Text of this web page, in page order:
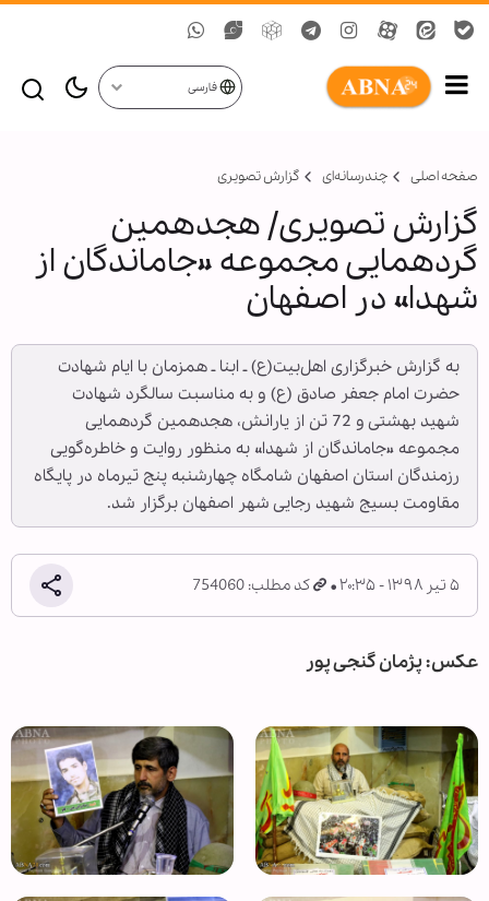
فارسی
صفحه اصلی چندرسانه‌ای گزارش تصويری
گزارش تصویری/ هجدهمین
گردهمایی مجموعه «جاماندگان از
شهدا» در اصفهان
به گزارش خبرگزاری اهل‌بیت(ع) ـ ابنا ـ همزمان با ایام شهادت
حضرت امام جعفر صادق (ع) و به مناسبت سالگرد شهادت
شهید بهشتی و 72 تن از یارانش، هجدهمین گردهمایی
مجموعه «جاماندگان از شهدا» به منظور روایت و خاطره‌گویی
رزمندگان استان اصفهان شامگاه چهارشنبه پنج تیرماه در پایگاه
مقاومت بسیج شهید رجایی شهر اصفهان برگزار شد.
۵ تیر ۱۳۹۸ - ۲۰:۳۵ کد مطلب: 754060
عکس: پژمان گنجی پور